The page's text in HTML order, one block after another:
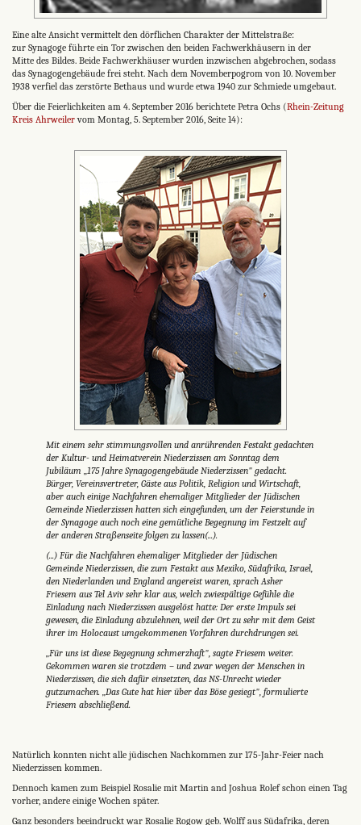
Eine alte Ansicht vermittelt den dörflichen Charakter der Mittelstraße:
zur Synagoge führte ein Tor zwischen den beiden Fachwerkhäusern in der
Mitte des Bildes. Beide Fachwerkhäuser wurden inzwischen abgebrochen, sodass
das Synagogengebäude frei steht. Nach dem Novemberpogrom von 10. November
1938 verfiel das zerstörte Bethaus und wurde etwa 1940 zur Schmiede umgebaut.
Über die Feierlichkeiten am 4. September 2016 berichtete Petra Ochs (Rhein-Zeitung
Kreis Ahrweilervom Montag, 5. September 2016, Seite 14):
Mit einem sehr stimmungsvollen und anrührenden Festakt gedachten
der Kultur- und Heimatverein Niederzissen am Sonntag dem
Jubiläum „175 Jahre Synagogengebäude Niederzissen" gedacht.
Bürger, Vereinsvertreter, Gäste aus Politik, Religion und Wirtschaft,
aber auch einige Nachfahren ehemaliger Mitglieder der Jüdischen
Gemeinde Niederzissen hatten sich eingefunden, um der Feierstunde in
der Synagoge auch noch eine gemütliche Begegnung im Festzelt auf
der anderen Straßenseite folgen zu lassen(...).
(...) Für die Nachfahren ehemaliger Mitglieder der Jüdischen
Gemeinde Niederzissen, die zum Festakt aus Mexiko, Südafrika, Israel,
den Niederlanden und England angereist waren, sprach Asher
Friesem aus Tel Aviv sehr klar aus, welch zwiespältige Gefühle die
Einladung nach Niederzissen ausgelöst hatte: Der erste Impuls sei
gewesen, die Einladung abzulehnen, weil der Ort zu sehr mit dem Geist
ihrer im Holocaust umgekommenen Vorfahren durchdrungen sei.
„Für uns ist diese Begegnung schmerzhaft", sagte Friesem weiter.
Gekommen waren sie trotzdem – und zwar wegen der Menschen in
Niederzissen, die sich dafür einsetzten, das NS-Unrecht wieder
gutzumachen. „Das Gute hat hier über das Böse gesiegt", formulierte
Friesem abschließend.
Natürlich konnten nicht alle jüdischen Nachkommen zur 175-Jahr-Feier nach
Niederzissen kommen.
Dennoch kamen zum Beispiel Rosalie mit Martin and Joshua Rolef schon einen Tag
vorher, andere einige Wochen später.
Ganz besonders beeindruckt war Rosalie Rogow geb. Wolff aus Südafrika, deren